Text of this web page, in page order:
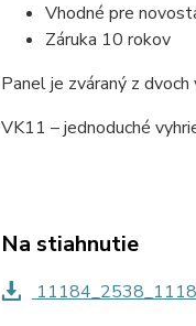
Vhodné pre
Záruka 10 rokov
Panel je zváraný z
VK11 – jednoduché
Na stiahnutie